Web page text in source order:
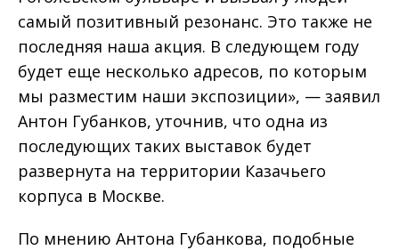
самый позитивный резонанс. Это также не
последняя наша акция. В следующем году
будет еще несколько адресов, по которым
мы разместим наши экспозиции», — заявил
Антон Губанков, уточнив, что одна из
последующих таких выставок будет
развернута на территории Казачьего
корпуса в Москве.
По мнению Антона Губанкова, подобные